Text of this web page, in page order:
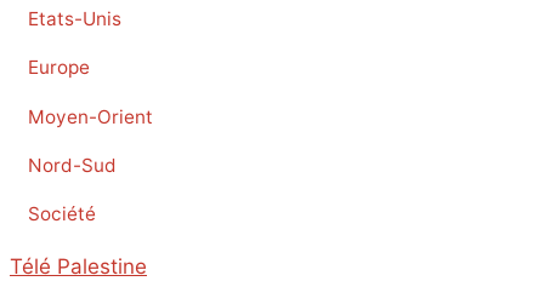
Etats-Unis
Europe
Moyen-Orient
Nord-Sud
Société
Télé Palestine